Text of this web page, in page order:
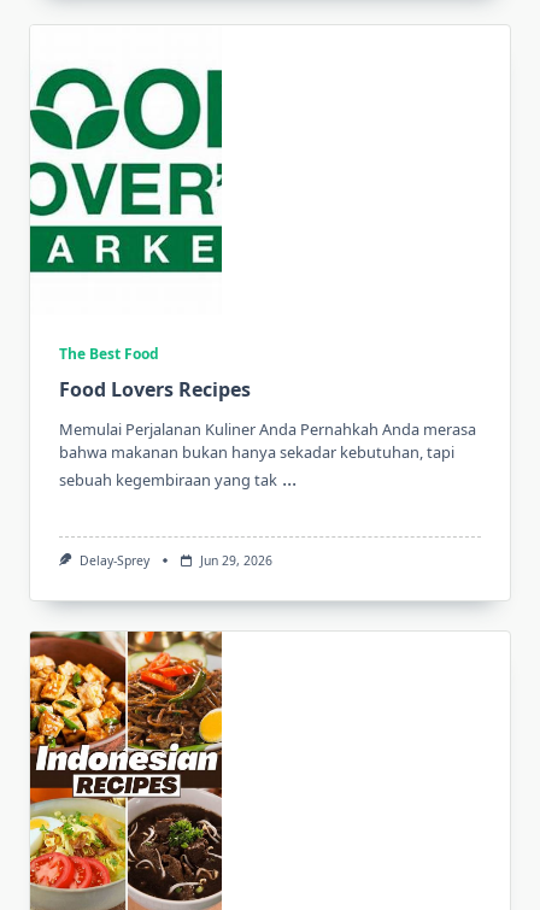
The Best Food
Food Lovers Recipes
Memulai Perjalanan Kuliner Anda Pernahkah Anda merasa
bahwa makanan bukan hanya sekadar kebutuhan, tapi
sebuah kegembiraan yang tak ...
Delay-Sprey Jun 29, 2026